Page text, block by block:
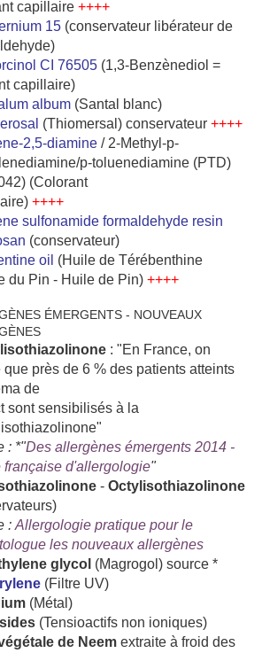
capillaire ++++
15 (conservateur libérateur de
CI 76505 (1,3-Benzènediol =
capillaire)
album (Santal blanc)
(Thiomersal) conservateur ++++
2,5-diamine / 2-Methyl-p-
p-toluenediamine (PTD)
(Colorant
++++
sulfonamide formaldehyde resin
(conservateur)
oil (Huile de Térébenthine
du Pin - Huile de Pin) ++++
ÉMERGENTS - NOUVEAUX
: "En France, on
que près de 6 % des patients atteints
de
sont sensibilisés à la
: *"Des allergènes émergents 2014 -
française d'allergologie"
- Octylisothiazolinone
: Allergologie pratique pour le
les nouveaux allergènes
glycol (Magrogol) source *
(Filtre UV)
(Métal)
(Tensioactifs non ioniques)
de Neem extraite à froid des